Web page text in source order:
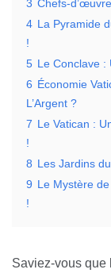
3 Chefs-
4 La Pyramide
!
5 Le Conclave :
6 Économie
L’Argent ?
7 Le Vatican :
!
8 Les Jardins
9 Le Mystère
!
Saviez-vous que